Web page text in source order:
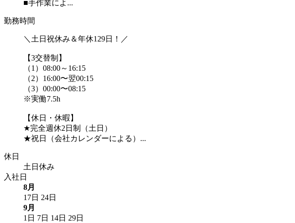
■手作業によ...
勤務時間
＼土日祝休み＆年休129日！／
【3交替制】
（1）08:00～16:15
（2）16:00〜翌00:15
（3）00:00〜08:15
※実働7.5h
【休日・休暇】
★完全週休2日制（土日）
★祝日（会社カレンダーによる）...
休日
土日休み
入社日
8月
17日 24日
9月
1日 7日 14日 29日